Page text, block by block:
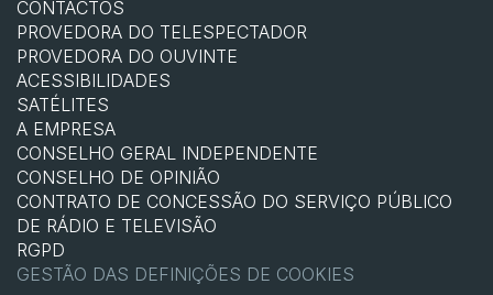
CONTACTOS
PROVEDORA DO TELESPECTADOR
PROVEDORA DO OUVINTE
ACESSIBILIDADES
SATÉLITES
A EMPRESA
CONSELHO GERAL INDEPENDENTE
CONSELHO DE OPINIÃO
CONTRATO DE CONCESSÃO DO SERVIÇO PÚBLICO
DE RÁDIO E TELEVISÃO
RGPD
GESTÃO DAS DEFINIÇÕES DE COOKIES